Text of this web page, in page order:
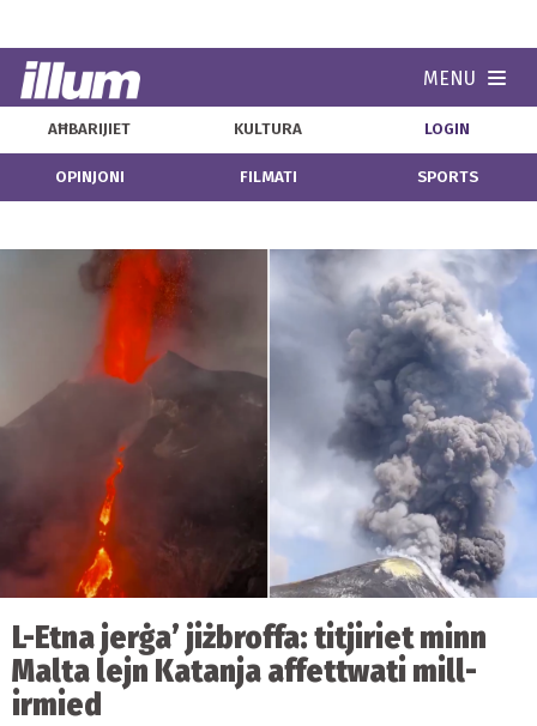
MENU
AĦBARIJIET KULTURA LOGIN
OPINJONI FILMATI SPORTS
L-Etna jerġa’ jiżbroffa: titjiriet minn
Malta lejn Katanja affettwati mill-
irmied